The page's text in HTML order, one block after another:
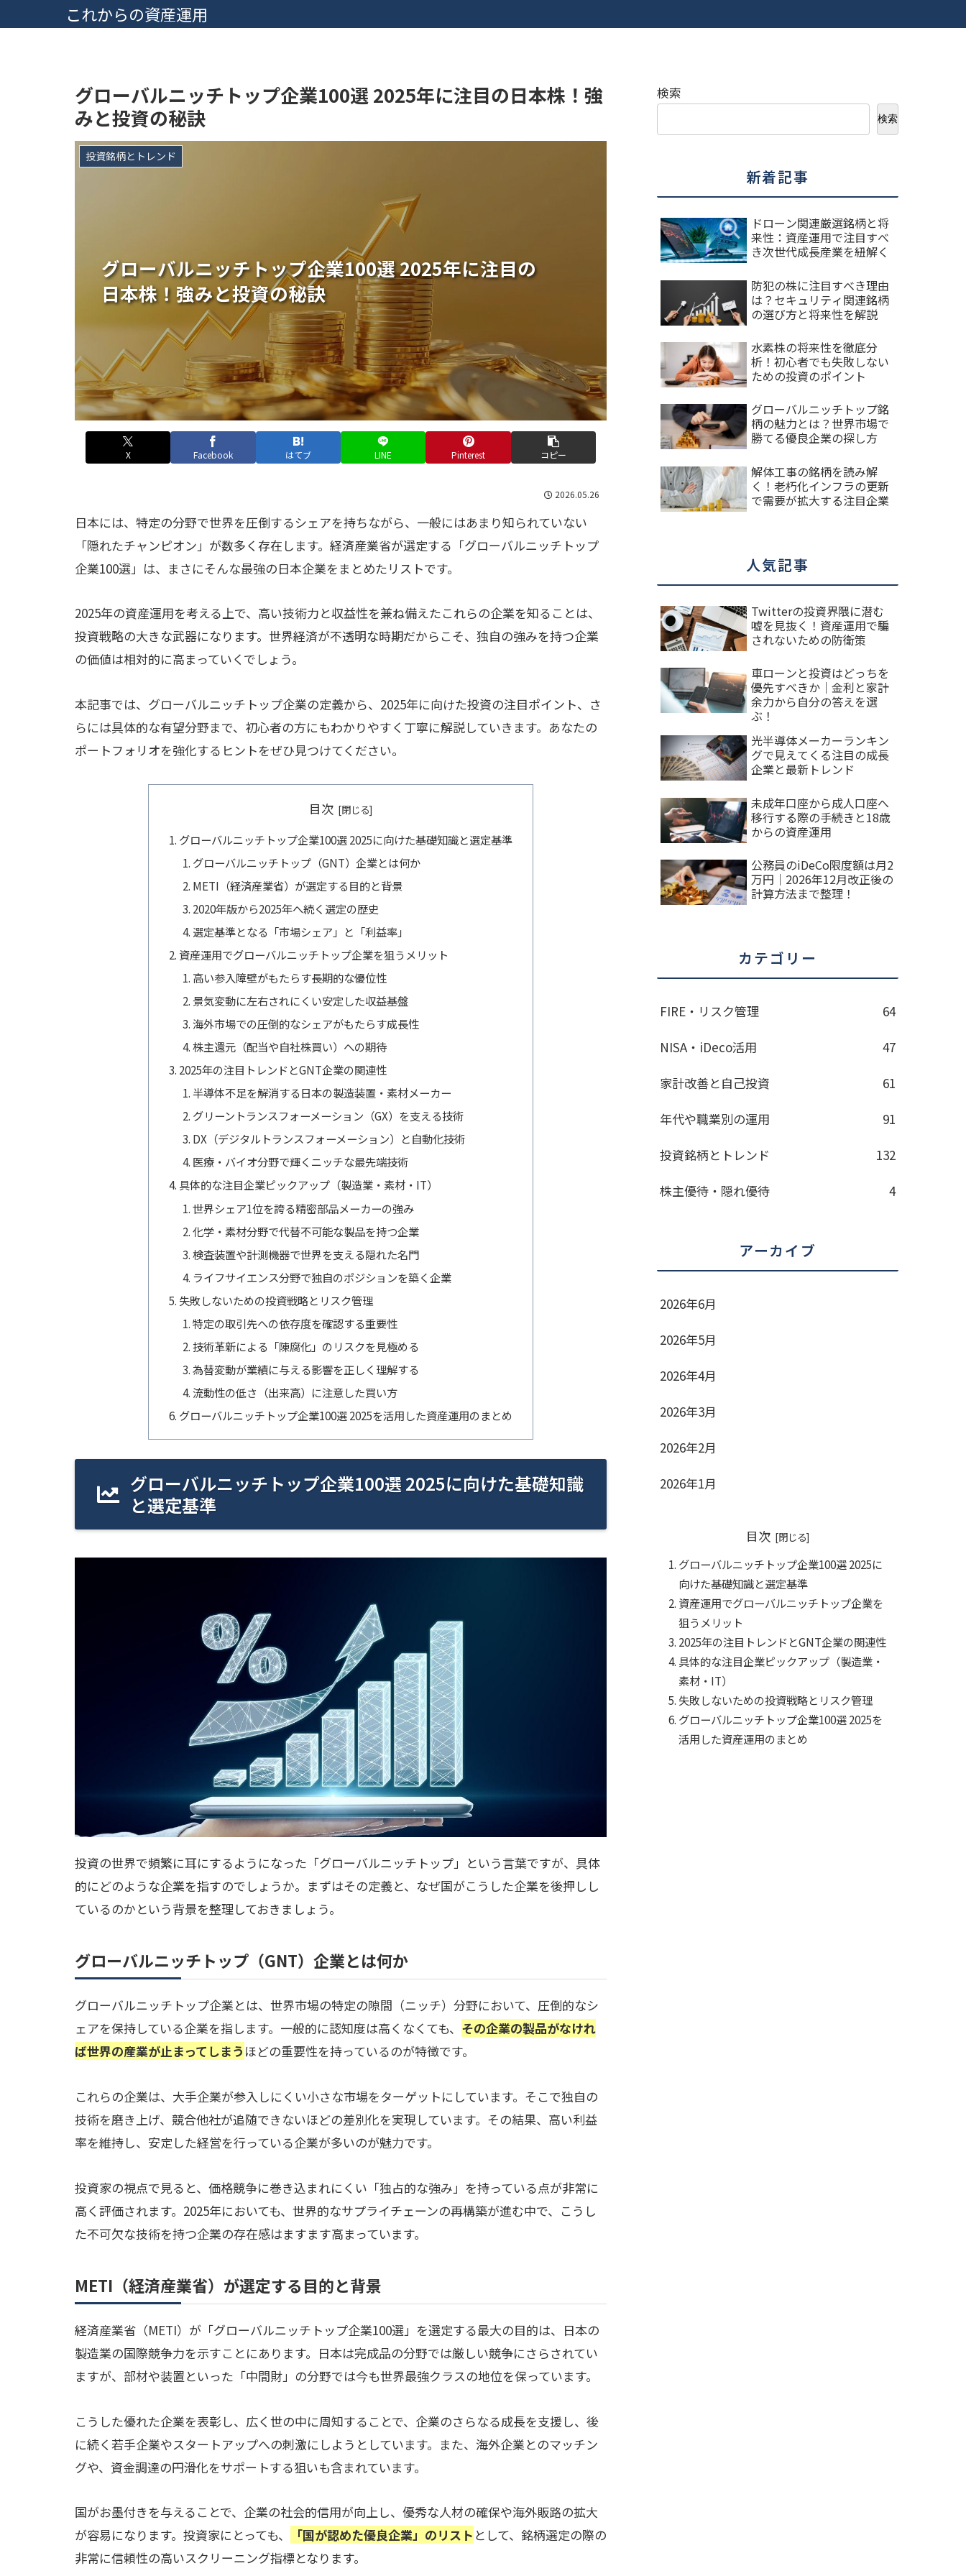
これからの資産運用
グローバルニッチトップ企業100選 2025年に注目の日本株！強
みと投資の秘訣
グローバルニッチトップ企業100選 2025年に注目の
日本株！強みと投資の秘訣
投資銘柄とトレンド
X Facebook はてブ LINE Pinterest コピー
2026.05.26
日本には、特定の分野で世界を圧倒するシェアを持ちながら、一般にはあまり知られていない
「隠れたチャンピオン」が数多く存在します。経済産業省が選定する「グローバルニッチトップ
企業100選」は、まさにそんな最強の日本企業をまとめたリストです。
2025年の資産運用を考える上で、高い技術力と収益性を兼ね備えたこれらの企業を知ることは、
投資戦略の大きな武器になります。世界経済が不透明な時期だからこそ、独自の強みを持つ企業
の価値は相対的に高まっていくでしょう。
本記事では、グローバルニッチトップ企業の定義から、2025年に向けた投資の注目ポイント、さ
らには具体的な有望分野まで、初心者の方にもわかりやすく丁寧に解説していきます。あなたの
ポートフォリオを強化するヒントをぜひ見つけてください。
目次
グローバルニッチトップ企業100選 2025に向けた基礎知識と選定基準
グローバルニッチトップ（GNT）企業とは何か
METI（経済産業省）が選定する目的と背景
2020年版から2025年へ続く選定の歴史
選定基準となる「市場シェア」と「利益率」
資産運用でグローバルニッチトップ企業を狙うメリット
高い参入障壁がもたらす長期的な優位性
景気変動に左右されにくい安定した収益基盤
海外市場での圧倒的なシェアがもたらす成長性
株主還元（配当や自社株買い）への期待
2025年の注目トレンドとGNT企業の関連性
半導体不足を解消する日本の製造装置・素材メーカー
グリーントランスフォーメーション（GX）を支える技術
DX（デジタルトランスフォーメーション）と自動化技術
医療・バイオ分野で輝くニッチな最先端技術
具体的な注目企業ピックアップ（製造業・素材・IT）
世界シェア1位を誇る精密部品メーカーの強み
化学・素材分野で代替不可能な製品を持つ企業
検査装置や計測機器で世界を支える隠れた名門
ライフサイエンス分野で独自のポジションを築く企業
失敗しないための投資戦略とリスク管理
特定の取引先への依存度を確認する重要性
技術革新による「陳腐化」のリスクを見極める
為替変動が業績に与える影響を正しく理解する
流動性の低さ（出来高）に注意した買い方
グローバルニッチトップ企業100選 2025を活用した資産運用のまとめ
グローバルニッチトップ企業100選 2025に向けた基礎知識
と選定基準
投資の世界で頻繁に耳にするようになった「グローバルニッチトップ」という言葉ですが、具体
的にどのような企業を指すのでしょうか。まずはその定義と、なぜ国がこうした企業を後押しし
ているのかという背景を整理しておきましょう。
グローバルニッチトップ（GNT）企業とは何か
グローバルニッチトップ企業とは、世界市場の特定の隙間（ニッチ）分野において、圧倒的なシ
ェアを保持している企業を指します。一般的に認知度は高くなくても、 その企業の製品がなけれ
ば世界の産業が止まってしまう ほどの重要性を持っているのが特徴です。
これらの企業は、大手企業が参入しにくい小さな市場をターゲットにしています。そこで独自の
技術を磨き上げ、競合他社が追随できないほどの差別化を実現しています。その結果、高い利益
率を維持し、安定した経営を行っている企業が多いのが魅力です。
投資家の視点で見ると、価格競争に巻き込まれにくい「独占的な強み」を持っている点が非常に
高く評価されます。2025年においても、世界的なサプライチェーンの再構築が進む中で、こうし
た不可欠な技術を持つ企業の存在感はますます高まっています。
METI（経済産業省）が選定する目的と背景
経済産業省（METI）が「グローバルニッチトップ企業100選」を選定する最大の目的は、日本の
製造業の国際競争力を示すことにあります。日本は完成品の分野では厳しい競争にさらされてい
ますが、部材や装置といった「中間財」の分野では今も世界最強クラスの地位を保っています。
こうした優れた企業を表彰し、広く世の中に周知することで、企業のさらなる成長を支援し、後
に続く若手企業やスタートアップへの刺激にしようとしています。また、海外企業とのマッチン
グや、資金調達の円滑化をサポートする狙いも含まれています。
国がお墨付きを与えることで、企業の社会的信用が向上し、優秀な人材の確保や海外販路の拡大
が容易になります。投資家にとっても、
「国が認めた優良企業」のリスト として、銘柄選定の際の
非常に信頼性の高いスクリーニング指標となります。
検索
検索
新着記事
ドローン関連厳選銘柄と将
来性：資産運用で注目すべ
き次世代成長産業を紐解く
防犯の株に注目すべき理由
は？セキュリティ関連銘柄
の選び方と将来性を解説
水素株の将来性を徹底分
析！初心者でも失敗しない
ための投資のポイント
グローバルニッチトップ銘
柄の魅力とは？世界市場で
勝てる優良企業の探し方
解体工事の銘柄を読み解
く！老朽化インフラの更新
で需要が拡大する注目企業
人気記事
Twitterの投資界隈に潜む
嘘を見抜く！資産運用で騙
されないための防衛策
車ローンと投資はどっちを
優先すべきか｜金利と家計
余力から自分の答えを選
ぶ！
光半導体メーカーランキン
グで見えてくる注目の成長
企業と最新トレンド
未成年口座から成人口座へ
移行する際の手続きと18歳
からの資産運用
公務員のiDeCo限度額は月2
万円｜2026年12月改正後の
計算方法まで整理！
カテゴリー
FIRE・リスク管理
64
NISA・iDeco活用
47
家計改善と自己投資
61
年代や職業別の運用
91
投資銘柄とトレンド
132
株主優待・隠れ優待
4
アーカイブ
2026年6月
2026年5月
2026年4月
2026年3月
2026年2月
2026年1月
目次
グローバルニッチトップ企業100選 2025に
向けた基礎知識と選定基準
資産運用でグローバルニッチトップ企業を
狙うメリット
2025年の注目トレンドとGNT企業の関連性
具体的な注目企業ピックアップ（製造業・
素材・IT）
失敗しないための投資戦略とリスク管理
グローバルニッチトップ企業100選 2025を
活用した資産運用のまとめ